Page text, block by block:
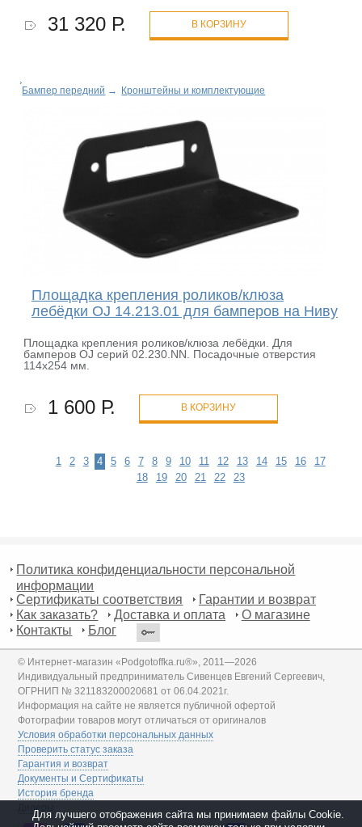
31 320 Р. В КОРЗИНУ
Бампер передний → Кронштейны и комплектующие
Площадка крепления роликов/клюза
лебёдки OJ 14.213.01 для бамперов на Ниву
Площадка крепления роликов/клюза лебёдки. Для
бамперов OJ серий 02.230.NN. Посадочные отверстия
114х254 мм.
1 600 Р. В КОРЗИНУ
1 2 3 4 5 6 7 8 9 10 11 12 13 14 15 16
17
18
19 20 21 22 23
Политика конфиденциальности персональной
информации
Сертификаты соответствия
Гарантии и возврат
Как заказать?
Доставка и оплата
О магазине
Контакты
Блог
© Интернет-магазин «Podgotoffka.ru®», 2011—2026
Индивидуальный предприниматель Сивенцев Евгений Сергеевич,
ОГРНИП № 321183200020681 от 06.04.2021г.
Информация на сайте не является публичной офертой
Фотографии товаров могут отличаться от оригиналов
Условия обработки персональных данных
Проверить статус заказа
Гарантия и возврат
Документы и Сертификаты
История бренда
Дилеры
Для лучшего отображения сайта мы принимаем файлы Cookie.